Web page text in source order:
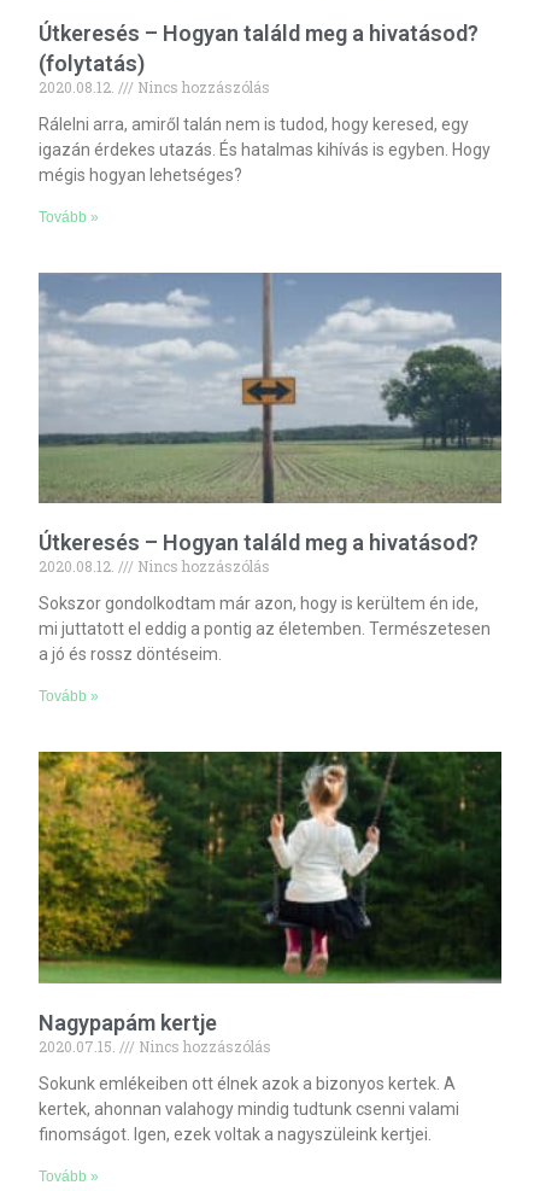
Útkeresés – Hogyan találd meg a hivatásod?
(folytatás)
2020.08.12.
Nincs hozzászólás
Rálelni arra, amiről talán nem is tudod, hogy keresed, egy
igazán érdekes utazás. És hatalmas kihívás is egyben. Hogy
mégis hogyan lehetséges?
Tovább »
Útkeresés – Hogyan találd meg a hivatásod?
2020.08.12.
Nincs hozzászólás
Sokszor gondolkodtam már azon, hogy is kerültem én ide,
mi juttatott el eddig a pontig az életemben. Természetesen
a jó és rossz döntéseim.
Tovább »
Nagypapám kertje
2020.07.15.
Nincs hozzászólás
Sokunk emlékeiben ott élnek azok a bizonyos kertek. A
kertek, ahonnan valahogy mindig tudtunk csenni valami
finomságot. Igen, ezek voltak a nagyszüleink kertjei.
Tovább »